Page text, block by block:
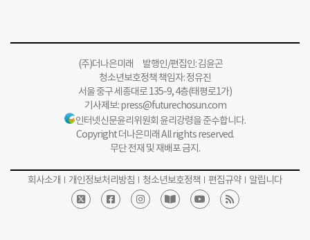
(주)더나은미래 발행인/편집인: 김윤곤
청소년보호정책 책임자: 정유진
서울 중구 세종대로 135-9, 4층(태평로1가)
기사제보:press@futurechosun.com
인터넷신문윤리위원회 윤리강령을 준수합니다.
Copyright 더나은미래 All rights reserved.
무단 전재 및 재배포 금지.
회사소개 개인정보처리방침 청소년보호정책 편집규약 알립니다